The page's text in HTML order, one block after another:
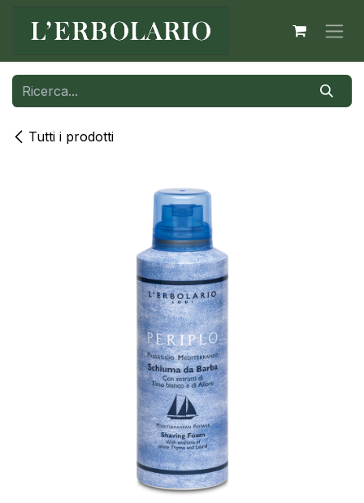
Tutti i prodotti